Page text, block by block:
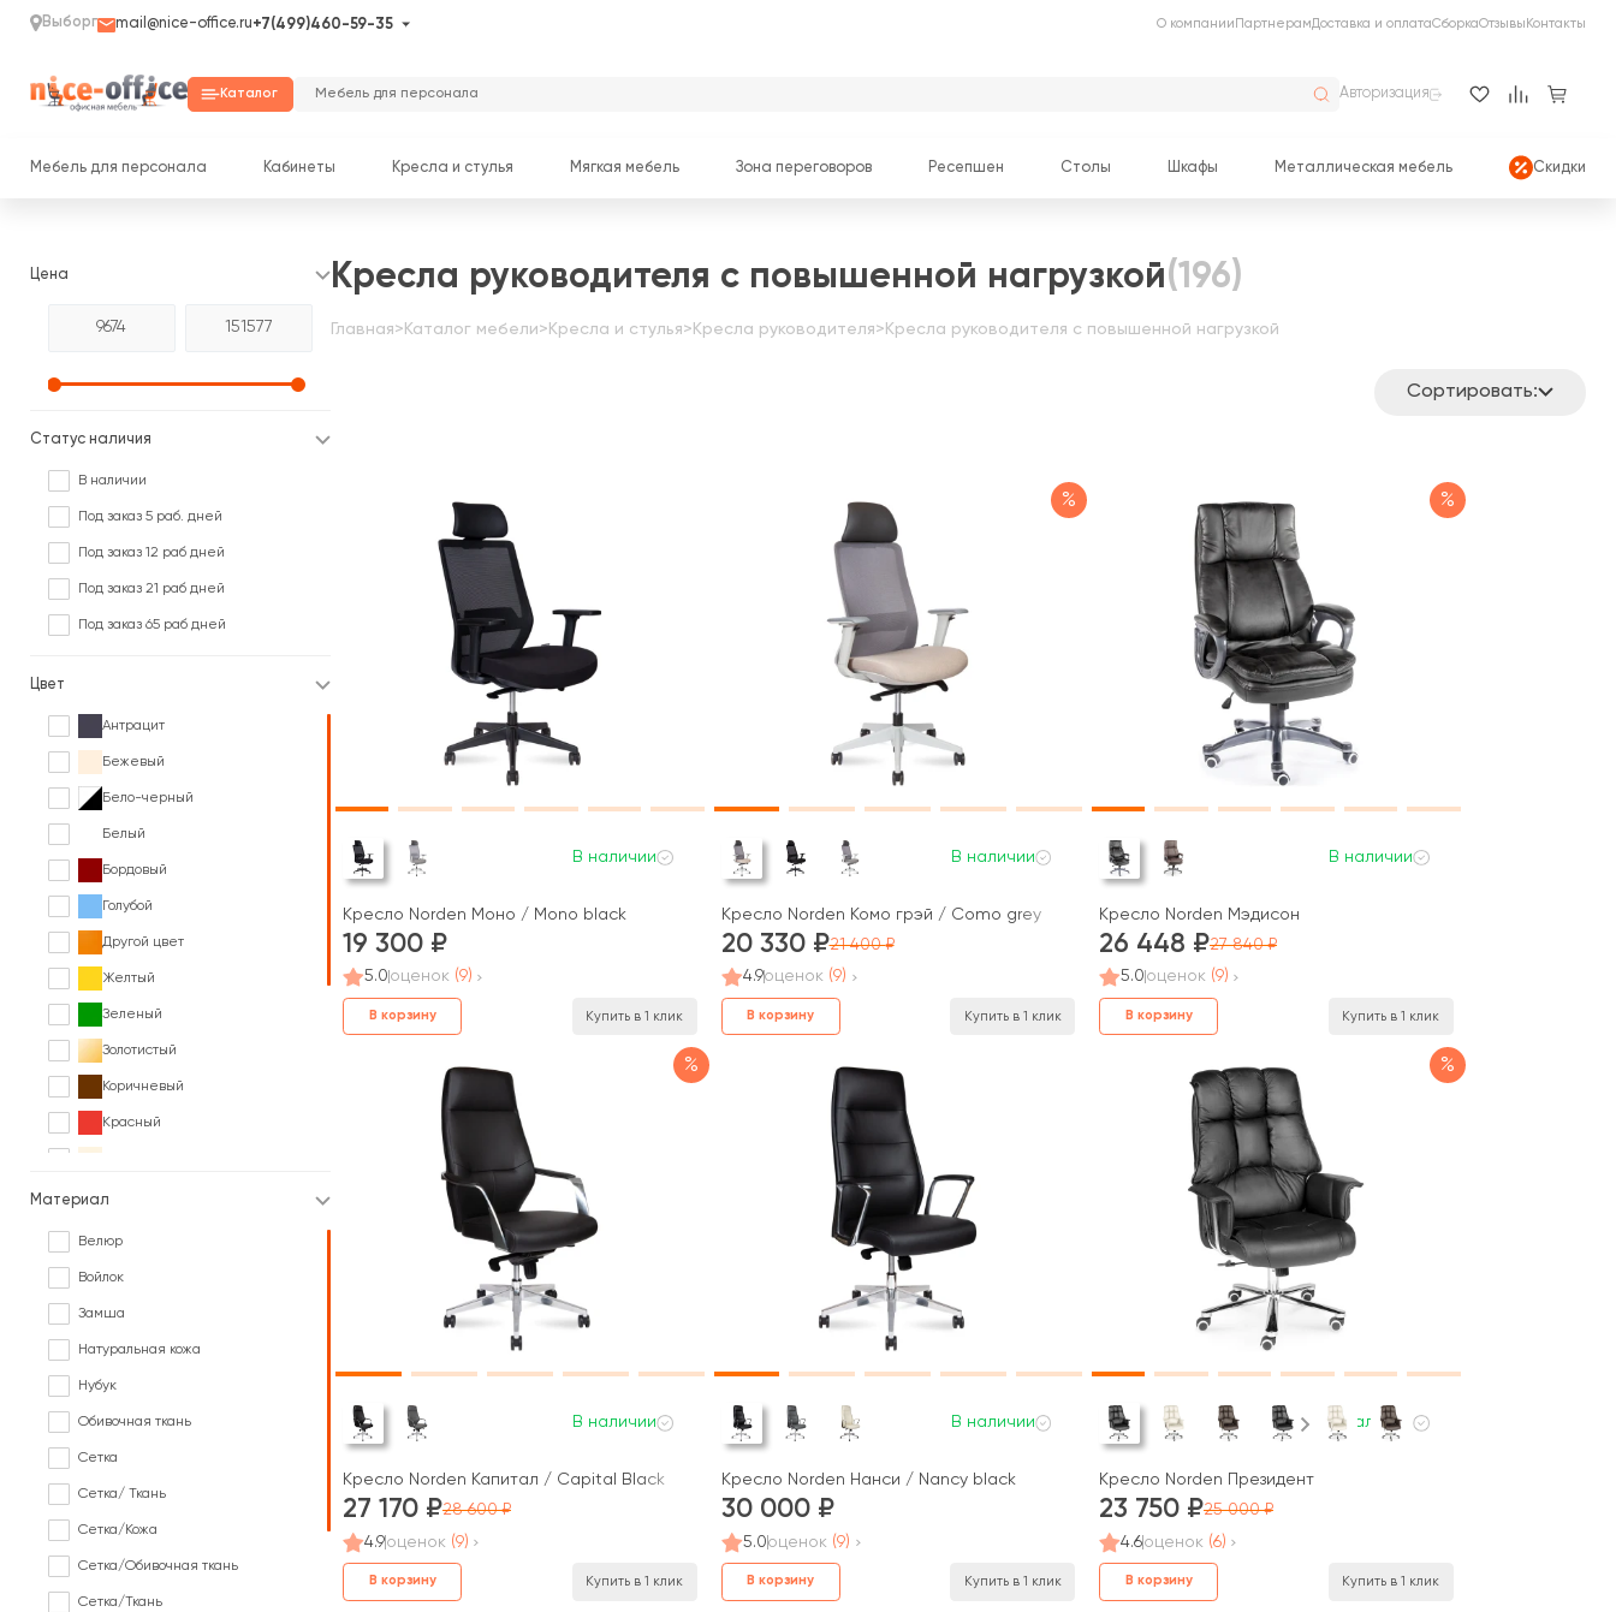
Выборг mail@nice-office.ru+7(499)460-59-35 О компании ПартнерамДоставка и оплатаСборкаОтзывы Контакты
Каталог Авторизация
Мебель для персонала Кабинеты Кресла и стулья Мягкая мебель Зона переговоров Ресепшен Столы Шкафы Металлическая мебель Скидки
Цена
Статус наличия
В наличии
Под заказ 5 раб. дней
Под заказ 12 раб дней
Под заказ 21 раб дней
Под заказ 65 раб дней
Цвет
Антрацит
Бежевый
Бело-черный
Белый
Бордовый
Голубой
Другой цвет
Желтый
Зеленый
Золотистый
Коричневый
Красный
Оранжевый
Материал
Велюр
Войлок
Замша
Натуральная кожа
Нубук
Обивочная ткань
Сетка
Сетка/ Ткань
Сетка/Кожа
Сетка/Обивочная ткань
Сетка/Ткань
Кресла руководителя с повышенной нагрузкой(196)
Главная> Каталог мебели> Кресла и стулья> Кресла руководителя> Кресла руководителя с повышенной нагрузкой
Сортировать:
В наличии
Кресло Norden Моно / Mono black
19 300
5.0 оценок (9)
В корзину Купить в 1 клик
%
В наличии
Кресло Norden Комо грэй / Como grey
20 330
21 400
4.9оценок (9)
В корзину Купить в 1 клик
%
В наличии
Кресло Norden Мэдисон
26 448
27 840
5.0 оценок (9)
В корзину Купить в 1 клик
%
В наличии
Кресло Norden Капитал / Capital Black
27 170
28 600
4.9оценок (9)
В корзину Купить в 1 клик
В наличии
Кресло Norden Нанси / Nancy black
30 000
5.0оценок (9)
В корзину Купить в 1 клик
%
В наличии
Кресло Norden Президент
23 750
25 000
4.6оценок (6)
В корзину Купить в 1 клик